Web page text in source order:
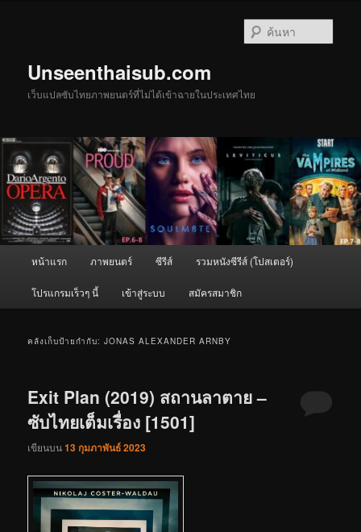
Unseenthaisub.com
เว็บแปลซับไทยภาพยนตร์ที่ไม่ได้เข้าฉายในประเทศไทย
หน้าแรก ภาพยนตร์ ซีรีส์ รวมหนังซีรีส์ (โปสเตอร์)
โปรแกรมเร็วๆ นี้ เข้าสู่ระบบ สมัครสมาชิก
คลังเก็บป้ายกำกับ:JONAS ALEXANDER ARNBY
Exit Plan (2019) สถานลาตาย –
ซับไทยเต็มเรื่อง [1501]
เขียนบน13 กุมภาพันธ์ 2023